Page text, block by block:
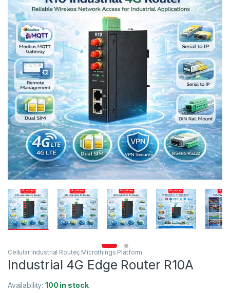
Cellular Industrial Router, Microthings Platform
Industrial 4G Edge Router R10A
Availability:100 in stock